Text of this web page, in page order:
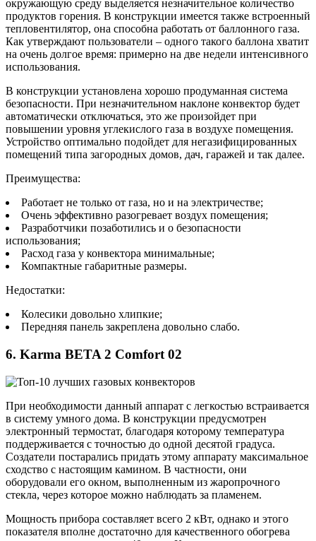
окружающую среду выделяется незначительное количество
продуктов горения. В конструкции имеется также встроенный
тепловентилятор, она способна работать от баллонного газа.
Как утверждают пользователи – одного такого баллона хватит
на очень долгое время: примерно на две недели интенсивного
использования.
В конструкции установлена хорошо продуманная система
безопасности. При незначительном наклоне конвектор будет
автоматически отключаться, это же произойдет при
повышении уровня углекислого газа в воздухе помещения.
Устройство оптимально подойдет для негазифицированных
помещений типа загородных домов, дач, гаражей и так далее.
Преимущества:
Работает не только от газа, но и на электричестве;
Очень эффективно разогревает воздух помещения;
Разработчики позаботились и о безопасности
использования;
Расход газа у конвектора минимальные;
Компактные габаритные размеры.
Недостатки:
Колесики довольно хлипкие;
Передняя панель закреплена довольно слабо.
6. Karma BETA 2 Comfort 02
При необходимости данный аппарат с легкостью встраивается
в систему умного дома. В конструкции предусмотрен
электронный термостат, благодаря которому температура
поддерживается с точностью до одной десятой градуса.
Создатели постарались придать этому аппарату максимальное
сходство с настоящим камином. В частности, они
оборудовали его окном, выполненным из жаропрочного
стекла, через которое можно наблюдать за пламенем.
Мощность прибора составляет всего 2 кВт, однако и этого
показателя вполне достаточно для качественного обогрева